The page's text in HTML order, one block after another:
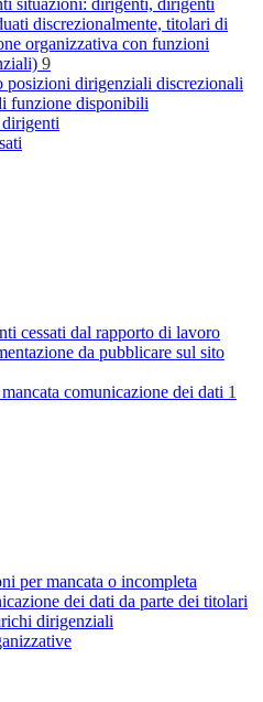
situazioni: dirigenti, dirigenti
discrezionalmente, titolari di
organizzativa con funzioni
9
posizioni dirigenziali discrezionali
funzione disponibili
cessati dal rapporto di lavoro
da pubblicare sul sito
comunicazione dei dati 1
per mancata o incompleta
dei dati da parte dei titolari
dirigenziali